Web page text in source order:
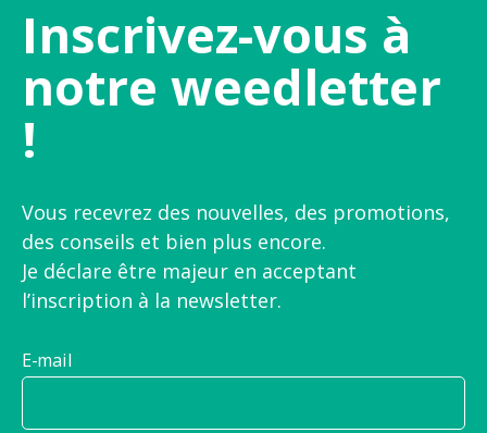
Inscrivez-vous à
notre weedletter
!
Vous recevrez des nouvelles, des promotions,
des conseils et bien plus encore.
Je déclare être majeur en acceptant
l’inscription à la newsletter.
E-mail